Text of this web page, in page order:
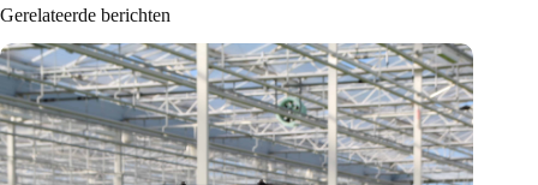
Gerelateerde berichten